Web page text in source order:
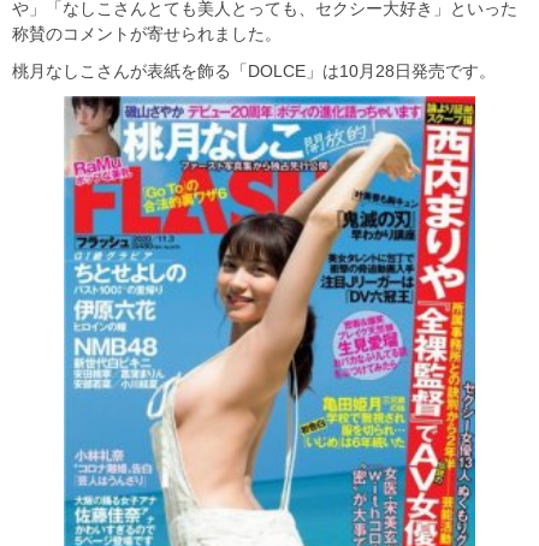
や」「なしこさんとても美人とっても、セクシー大好き」といった
称賛のコメントが寄せられました。
桃月なしこさんが表紙を飾る「DOLCE」は10月28日発売です。